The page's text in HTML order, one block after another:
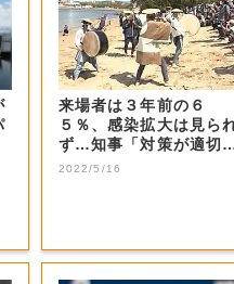
来場者は３年前の６
５％、感染拡大は見ら
ず…知事「対策が適切
機能」 春の瀬戸内...
2022/5/16